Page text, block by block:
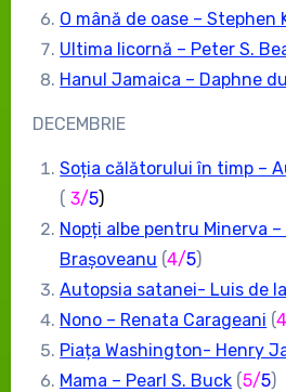
O mână de oase – Stephen
Ultima licornă – Peter S.
Hanul Jamaica – Daphne
DECEMBRIE
Soția călătorului în timp –
(3/5)
Nopți albe pentru Minerva
Brașoveanu (4/5)
Autopsia satanei- Luis de
Nono – Renata Carageani (
Piața Washington- Henry
Mama – Pearl S. Buck (5/5)